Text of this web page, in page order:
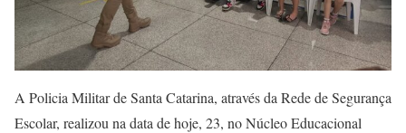
A Policia Militar de Santa Catarina, através da Rede de Segurança
Escolar, realizou na data de hoje, 23, no Núcleo Educacional